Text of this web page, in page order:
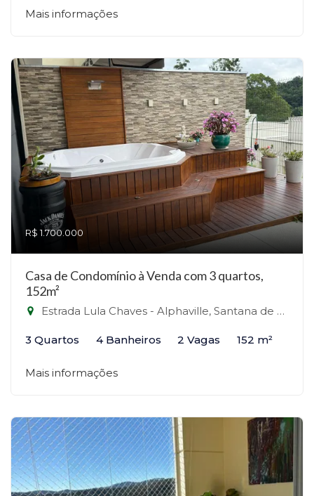
Mais informações
R$ 1.700.000
Casa de Condomínio à Venda com 3 quartos,
152m²
Estrada Lula Chaves - Alphaville, Santana de Parnaíba-SP
3 Quartos 4 Banheiros 2 Vagas 152 m²
Mais informações